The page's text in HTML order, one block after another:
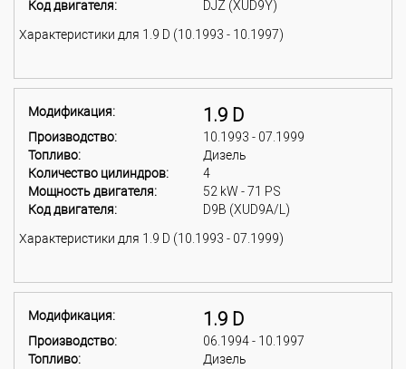
Код двигателя:
DJZ (XUD9Y)
Характеристики для 1.9 D (10.1993 - 10.1997)
Модификация: 1.9 D
Производство:
10.1993 - 07.1999
Топливо:
Дизель
Количество цилиндров:
4
Мощность двигателя:
52 kW - 71 PS
Код двигателя:
D9B (XUD9A/L)
Характеристики для 1.9 D (10.1993 - 07.1999)
Модификация: 1.9 D
Производство:
06.1994 - 10.1997
Топливо:
Дизель